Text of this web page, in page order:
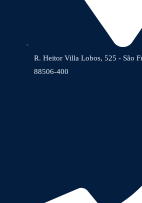
R. Heitor Villa Lobos, 525 - São
88506-400